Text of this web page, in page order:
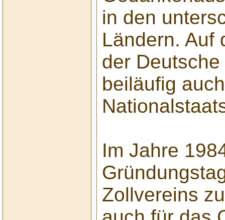
in den
Ländern. Auf
der
beiläufig
Im Jahre
Zollvereins